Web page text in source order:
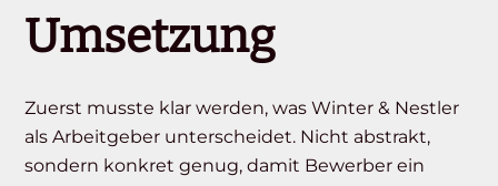
Umsetzung
Zuerst musste klar werden, was Winter & Nestler
als Arbeitgeber unterscheidet. Nicht abstrakt,
sondern konkret genug, damit Bewerber ein